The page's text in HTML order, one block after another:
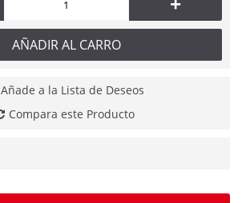
AÑADIR AL CARRO
Añade a la Lista de Deseos
Compara este Producto